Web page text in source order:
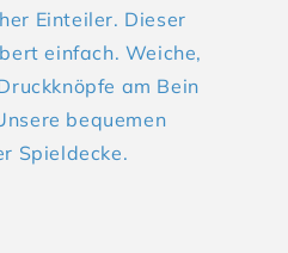
Einteiler. Dieser
einfach. Weiche,
am Bein
bequemen
Spieldecke.